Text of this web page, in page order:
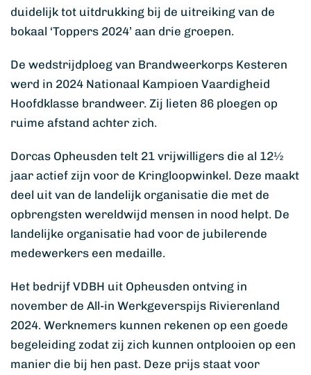
duidelijk tot uitdrukking bij de uitreiking van de
bokaal ‘Toppers 2024’ aan drie groepen.
De wedstrijdploeg van Brandweerkorps Kesteren
werd in 2024 Nationaal Kampioen Vaardigheid
Hoofdklasse brandweer. Zij lieten 86 ploegen op
ruime afstand achter zich.
Dorcas Opheusden telt 21 vrijwilligers die al 12½
jaar actief zijn voor de Kringloopwinkel. Deze maakt
deel uit van de landelijk organisatie die met de
opbrengsten wereldwijd mensen in nood helpt. De
landelijke organisatie had voor de jubilerende
medewerkers een medaille.
Het bedrijf VDBH uit Opheusden ontving in
november de All-in Werkgeverspijs Rivierenland
2024. Werknemers kunnen rekenen op een goede
begeleiding zodat zij zich kunnen ontplooien op een
manier die bij hen past. Deze prijs staat voor